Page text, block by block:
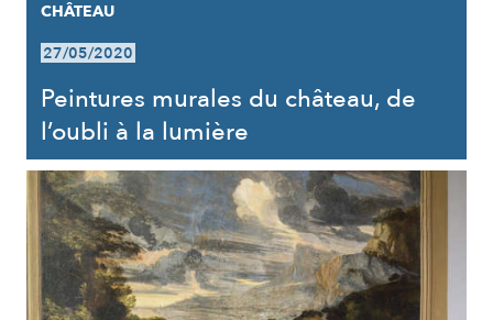
CHÂTEAU
27/05/2020
Peintures murales du château, de
l’oubli à la lumière